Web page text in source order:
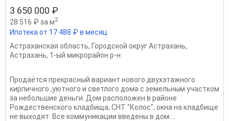
3 650 000 ₽
28 516 ₽ за м2
Ипотека от 17 488 ₽ в месяц
Астраханская область, Городской округ Астрахань,
Астрахань, 1-ый микрорайон р-н
Продаётся прекрасный вариант нового двухэтажного
кирпичного ,уютного и светлого дома с земельным участком
за небольшие деньги. Дом расположен в районе
Рождественского кладбища, СНТ "Колос", окна на кладбище
не выходят. Все коммуникации введены в дом:...